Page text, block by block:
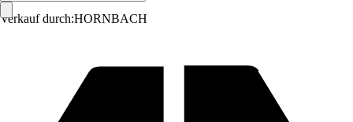
Verkauf durch:HORNBACH